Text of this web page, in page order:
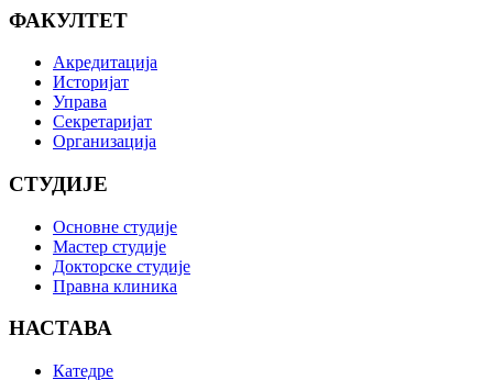
ФАКУЛТЕТ
Акредитација
Историјат
Управа
Секретаријат
Организација
СТУДИЈЕ
Основне студије
Мастер студије
Докторске студије
Правна клиника
НАСТАВА
Катедре